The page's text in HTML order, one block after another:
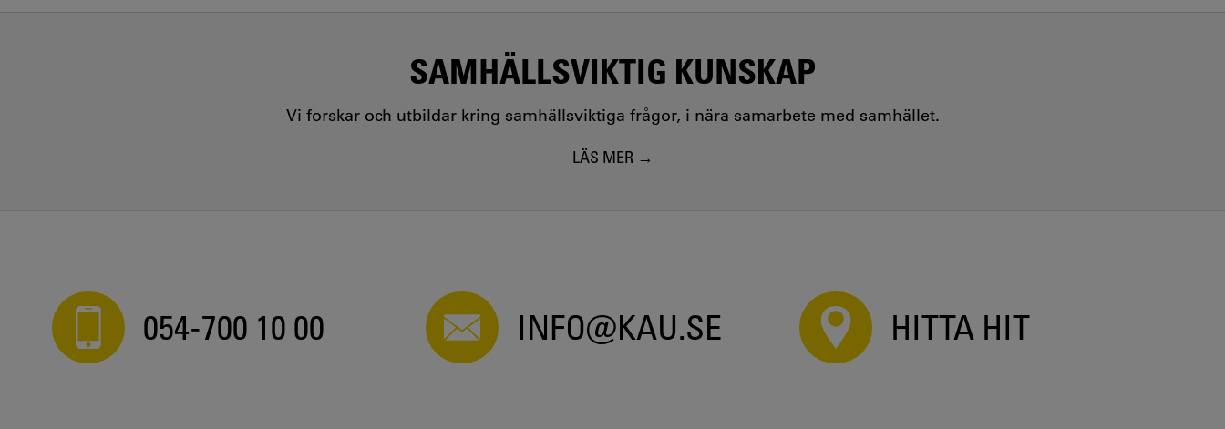
SAMHÄLLSVIKTIG KUNSKAP
Vi forskar och utbildar kring samhällsviktiga frågor, i nära samarbete med samhället.
LÄS MER
054-700 10 00 INFO@KAU.SE HITTA HIT